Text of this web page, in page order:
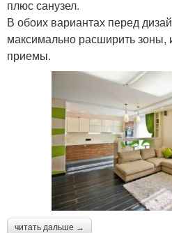
плюс санузел.
В обоих вариантах перед
максимально расширить зоны,
приемы.
читать дальше →